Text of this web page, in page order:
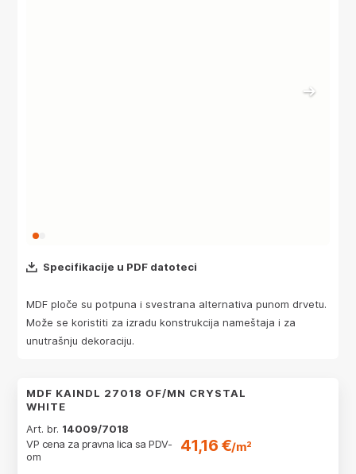
Specifikacije u PDF datoteci
MDF ploče su potpuna i svestrana alternativa punom drvetu.
Može se koristiti za izradu konstrukcija nameštaja i za
unutrašnju dekoraciju.
MDF KAINDL 27018 OF/MN CRYSTAL
WHITE
Art. br. 14009/7018
VP cena za pravna lica sa PDV-
om
41,16 €/m²